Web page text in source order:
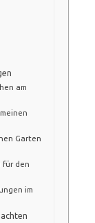
am
Garten
für den
im